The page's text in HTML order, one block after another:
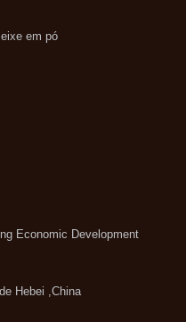
em pó
Economic Development
Hebei ,China